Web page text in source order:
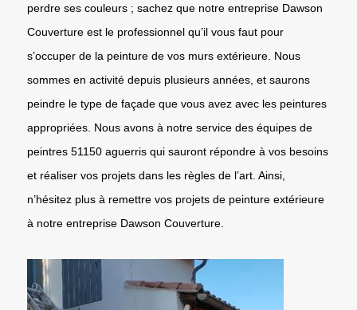
perdre ses couleurs ; sachez que notre entreprise Dawson
Couverture est le professionnel qu’il vous faut pour
s’occuper de la peinture de vos murs extérieure. Nous
sommes en activité depuis plusieurs années, et saurons
peindre le type de façade que vous avez avec les peintures
appropriées. Nous avons à notre service des équipes de
peintres 51150 aguerris qui sauront répondre à vos besoins
et réaliser vos projets dans les règles de l’art. Ainsi,
n’hésitez plus à remettre vos projets de peinture extérieure
à notre entreprise Dawson Couverture.